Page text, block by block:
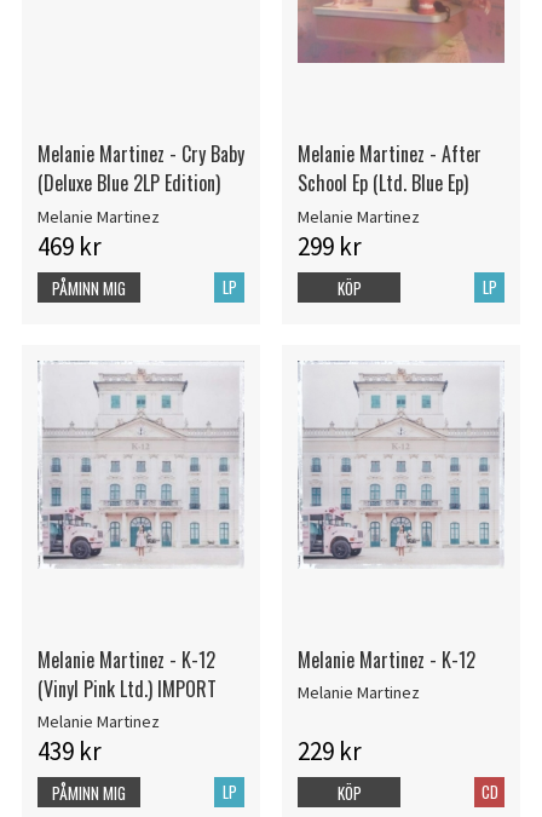
Melanie Martinez - Cry Baby
(Deluxe Blue 2LP Edition)
Melanie Martinez
469 kr
LP
PÅMINN MIG
Melanie Martinez - After
School Ep (Ltd. Blue Ep)
Melanie Martinez
299 kr
LP
KÖP
Melanie Martinez - K-12
(Vinyl Pink Ltd.) IMPORT
Melanie Martinez
439 kr
LP
PÅMINN MIG
Melanie Martinez - K-12
Melanie Martinez
229 kr
CD
KÖP